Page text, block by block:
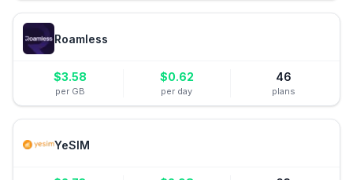
Roamless
$3.58
per GB
$0.62
per day
46
plans
YeSIM